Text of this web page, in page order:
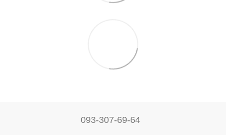
093-307-69-64